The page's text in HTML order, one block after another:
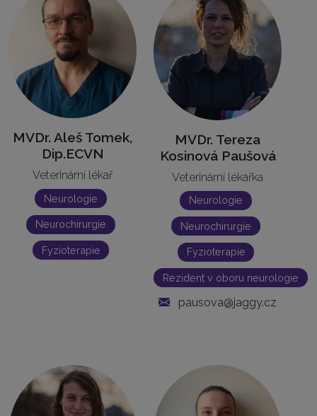
MVDr. Aleš Tomek,
Dip.ECVN
Veterinární lékař
Neurologie
Neurochirurgie
Fyzioterapie
MVDr. Tereza
Kosinová Paušová
Veterinární lékařka
Neurologie
Neurochirurgie
Fyzioterapie
Rezident v oboru neurologie
pausova@jaggy.cz